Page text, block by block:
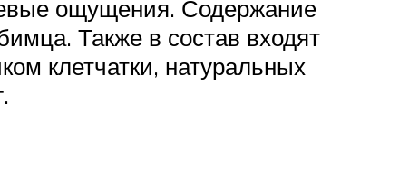
ощущения. Содержание
Также в состав входят
клетчатки, натуральных